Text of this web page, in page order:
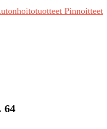
Pinnoitteet
64